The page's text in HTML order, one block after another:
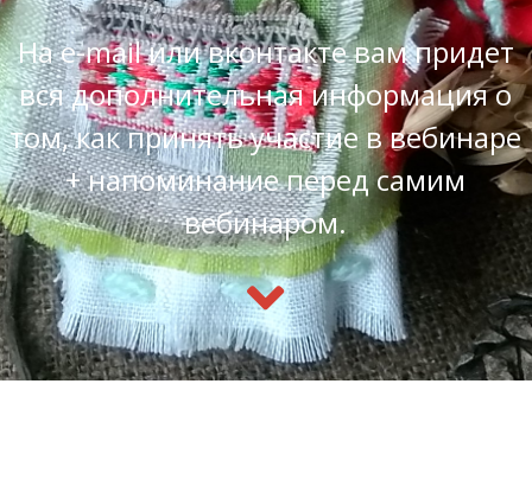
На e-mail или вконтакте вам придет
вся дополнительная информация о
том, как принять участие в вебинаре
+ напоминание перед самим
вебинаром.